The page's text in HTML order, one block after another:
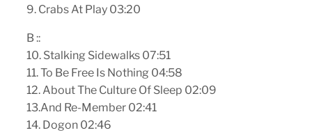
9. Crabs At Play 03:20
B ::
10. Stalking Sidewalks 07:51
11. To Be Free Is Nothing 04:58
12. About The Culture Of Sleep 02:09
13.And Re-Member 02:41
14. Dogon 02:46